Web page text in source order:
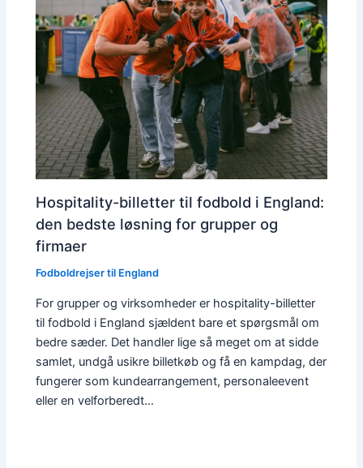
Hospitality-billetter til fodbold i England:
den bedste løsning for grupper og
firmaer
Fodboldrejser til England
For grupper og virksomheder er hospitality-billetter
til fodbold i England sjældent bare et spørgsmål om
bedre sæder. Det handler lige så meget om at sidde
samlet, undgå usikre billetkøb og få en kampdag, der
fungerer som kundearrangement, personaleevent
eller en velforberedt…